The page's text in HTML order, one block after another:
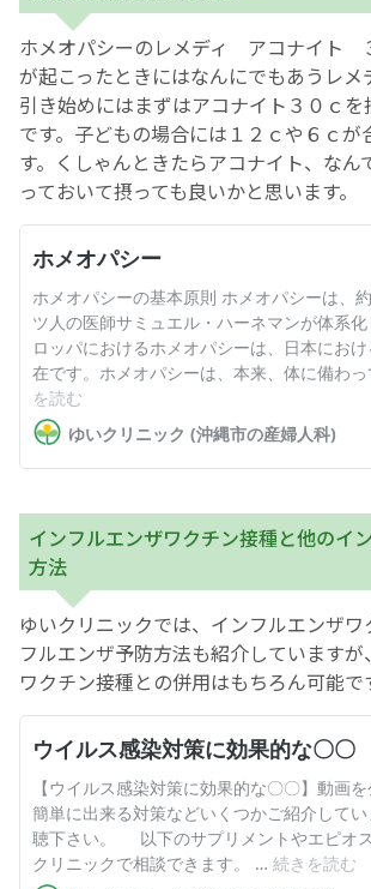
ホメオパシーのレメディ アコナイト
が起こったときにはなんにでもあうレメ
引き始めにはまずはアコナイト３０ｃを
です。子どもの場合には１２ｃや６ｃが
す。くしゃんときたらアコナイト、なん
っておいて摂っても良いかと思います。
インフルエンザワクチン接種と他のイ
方法
ゆいクリニックでは、インフルエンザ
フルエンザ予防方法も紹介しています
ワクチン接種との併用はもちろん可能で